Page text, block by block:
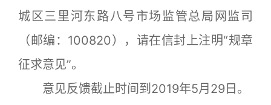
城区三里河东路八号市场监管总局网监司
（邮编：100820），请在信封上注明“规章
征求意见”。
意见反馈截止时间到2019年5月29日。